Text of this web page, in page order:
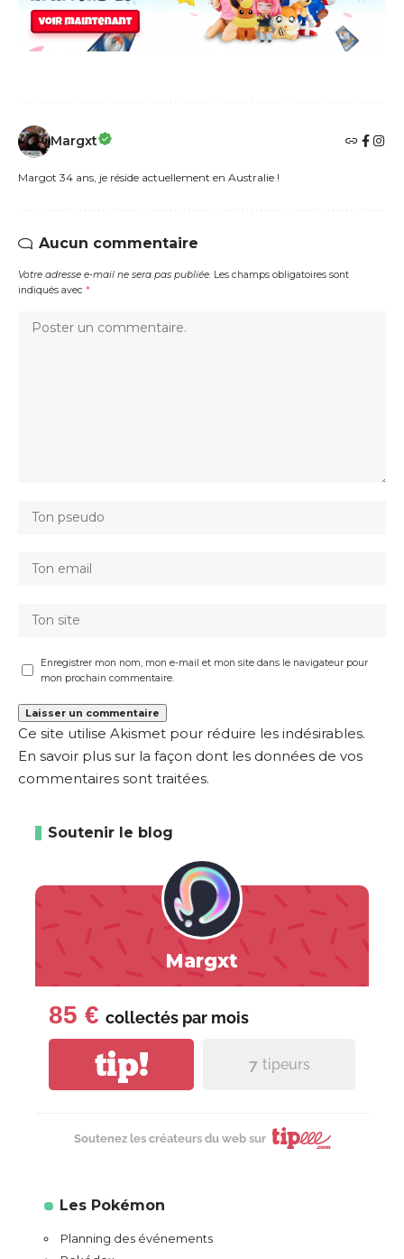
Margxt
Margot 34 ans, je réside actuellement en Australie !
Aucun commentaire
Votre adresse e-mail ne sera pas publiée. Les champs obligatoires sont
indiqués avec *
Enregistrer mon nom, mon e-mail et mon site dans le navigateur pour
mon prochain commentaire.
Ce site utilise Akismet pour réduire les indésirables.
En savoir plus sur la façon dont les données de vos
commentaires sont traitées.
Soutenir le blog
Margxt
85 € collectés par mois
tip! 7 tipeurs
Soutenez les créateurs du web sur
Les Pokémon
Planning des événements